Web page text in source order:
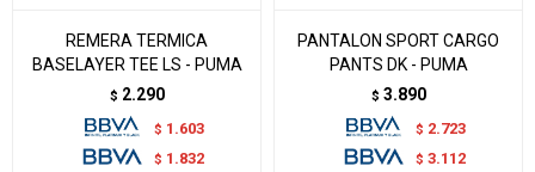
REMERA TERMICA
BASELAYER TEE LS - PUMA
$ 2.290
$ 1.603
$ 1.832
PANTALON SPORT CARGO
PANTS DK - PUMA
$ 3.890
$ 2.723
$ 3.112